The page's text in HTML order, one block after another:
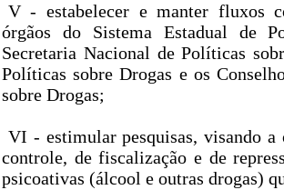
V - estabelecer e manter fluxos
órgãos do Sistema Estadual de
Secretaria Nacional de Políticas
Políticas sobre Drogas e os
sobre Drogas;
VI - estimular pesquisas, visando a
controle, de fiscalização e de
psicoativas (álcool e outras drogas)